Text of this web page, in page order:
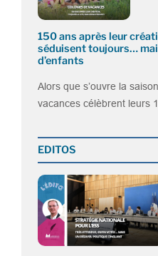
150 ans après leur
séduisent toujours…
d’enfants
Alors que s’ouvre la
vacances célèbrent leurs
EDITOS